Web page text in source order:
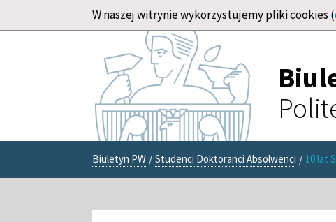
W naszej witrynie wykorzystujemy pliki cookies (
Biuletyn PW / Studenci Doktoranci Absolwenci / 10 lat